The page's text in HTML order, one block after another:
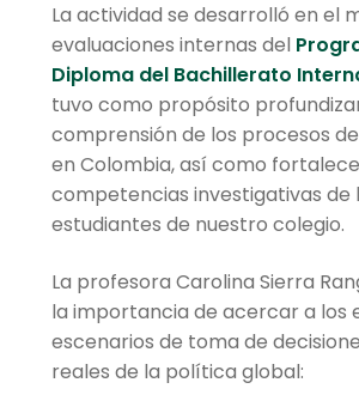
La actividad se desarrolló en el
evaluaciones internas del
Diploma del Bachillerato
tuvo como propósito
comprensión de los procesos
en Colombia, así como
competencias investigativas de
estudiantes de nuestro colegio.
La profesora Carolina Sierra
la importancia de acercar a los
escenarios de toma de
reales de la política global: